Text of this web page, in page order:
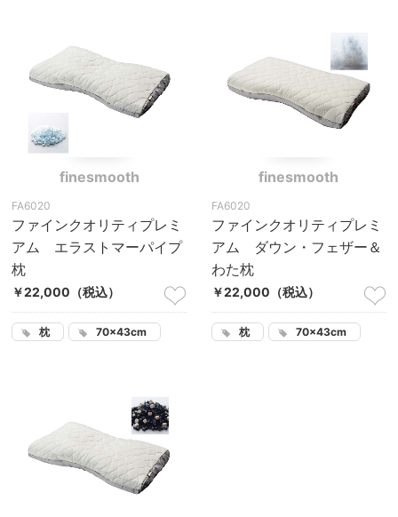
finesmooth
FA6020
ファインクオリティプレミ
アム エラストマーパイプ
枕
￥22,000 （税込）
枕 70×43cm
finesmooth
FA6020
ファインクオリティプレミ
アム ダウン・フェザー＆
わた枕
￥22,000 （税込）
枕 70×43cm